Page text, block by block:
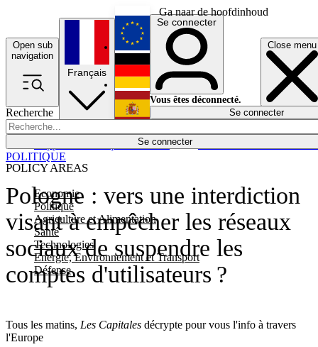
Ga naar de hoofdinhoud
Open sub
navigation
Close menu
Recherche
Se connecter
POLICY AREAS
Economie
Politique
Agriculture et Alimentation
Santé
Technologies
Energie, Environnement et Transport
Défense
Économie
Français
English
Deutsch
Español
Se connecter
Vous êtes déconnecté.
Se connecter
Pologne : vers une interdiction
visant à empêcher les réseaux
sociaux de suspendre les
comptes d'utilisateurs ?
Tous les matins, Les Capitales décrypte pour vous l'info à travers
l'Europe
POLITIQUE